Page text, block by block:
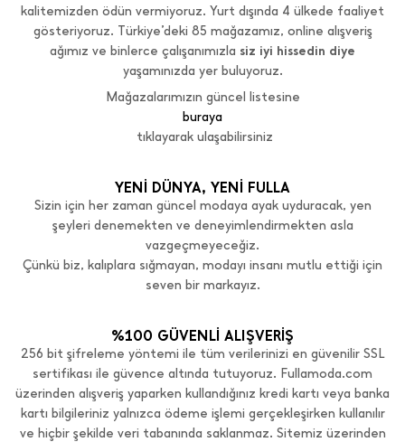
kalitemizden ödün vermiyoruz. Yurt dışında 4 ülkede faaliyet
gösteriyoruz. Türkiye’deki 85 mağazamız, online alışveriş
ağımız ve binlerce çalışanımızla siz iyi hissedin diye
yaşamınızda yer buluyoruz.
Mağazalarımızın güncel listesine
buraya
tıklayarak ulaşabilirsiniz
YENİ DÜNYA, YENİ FULLA
Sizin için her zaman güncel modaya ayak uyduracak, yen
şeyleri denemekten ve deneyimlendirmekten asla
vazgeçmeyeceğiz.
Çünkü biz, kalıplara sığmayan, modayı insanı mutlu ettiği için
seven bir markayız.
%100 GÜVENLİ ALIŞVERİŞ
256 bit şifreleme yöntemi ile tüm verilerinizi en güvenilir SSL
sertifikası ile güvence altında tutuyoruz. Fullamoda.com
üzerinden alışveriş yaparken kullandığınız kredi kartı veya banka
kartı bilgileriniz yalnızca ödeme işlemi gerçekleşirken kullanılır
ve hiçbir şekilde veri tabanında saklanmaz. Sitemiz üzerinden